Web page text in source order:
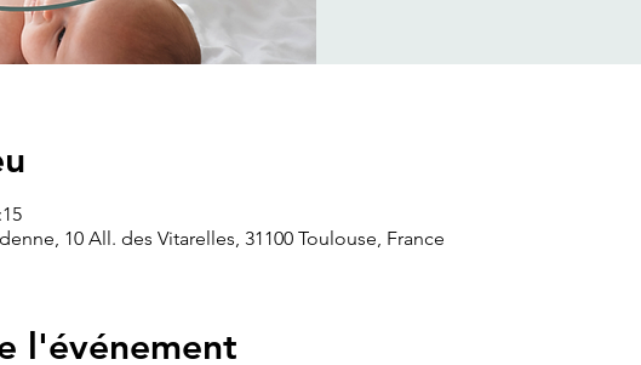
10 All. des Vitarelles, 31100 Toulouse, France
l'événement